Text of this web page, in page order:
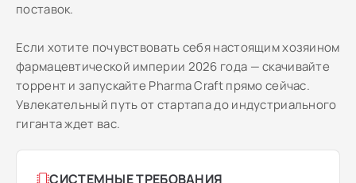
поставок.
Если хотите почувствовать себя настоящим хозяином
фармацевтической империи 2026 года — скачивайте
торрент и запускайте Pharma Craft прямо сейчас.
Увлекательный путь от стартапа до индустриального
гиганта ждет вас.
СИСТЕМНЫЕ ТРЕБОВАНИЯ